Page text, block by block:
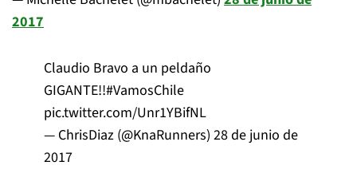
2017
Claudio Bravo a un peldaño
GIGANTE!!#VamosChile
pic.twitter.com/Unr1YBifNL
— ChrisDiaz (@KnaRunners) 28 de junio de
2017